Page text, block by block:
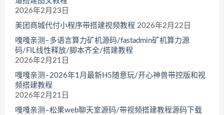
2026年2月23日
美团商城代付小程序带搭建视频教程 2026年2月22日
嘎嘎亲测–多语言算力矿机源码/fastadmin矿机算力源
码/FIL线性释放/脚本齐全/搭建教程
2026年2月21日
嘎嘎亲测–2026年1月最新H5随意玩/开心神兽带控版和视
频搭建教程
2026年2月21日
嘎嘎亲测–松果web聊天室源码/带视频搭建教程源码下载